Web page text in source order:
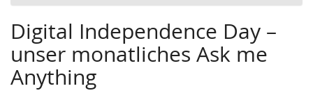
Digital Independence Day –
unser monatliches Ask me
Anything